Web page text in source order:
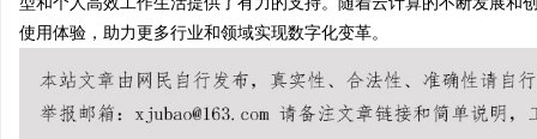
使用体验，助力更多行业和领域实现数字化变革。